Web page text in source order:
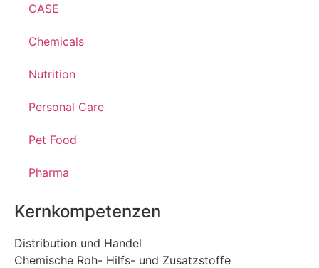
CASE
Chemicals
Nutrition
Personal Care
Pet Food
Pharma
Kernkompetenzen
Distribution und Handel
Chemische Roh- Hilfs- und Zusatzstoffe